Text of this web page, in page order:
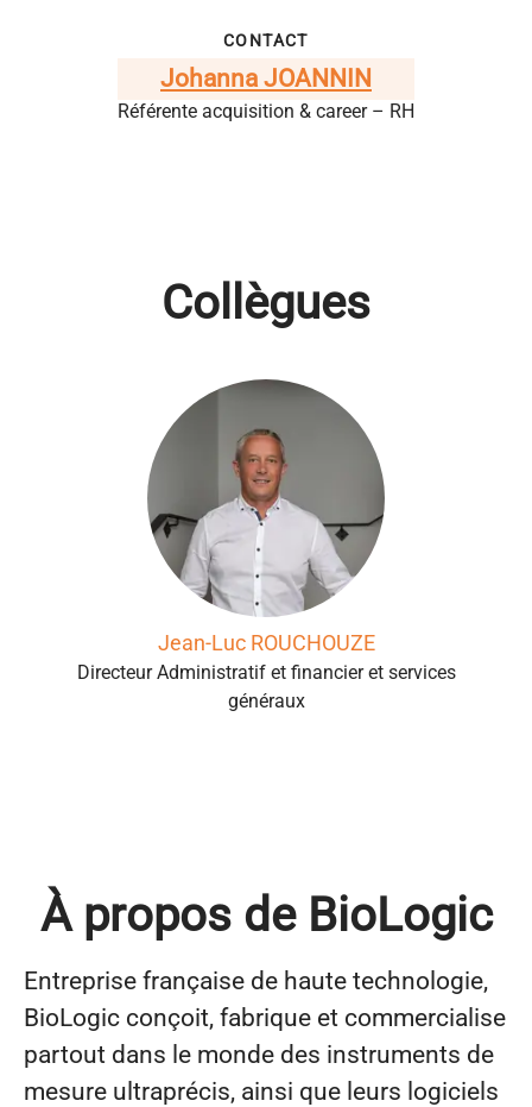
CONTACT
Johanna JOANNIN
Référente acquisition & career – RH
Collègues
Jean-Luc ROUCHOUZE
Directeur Administratif et financier et services
généraux
À propos de BioLogic
Entreprise française de haute technologie,
BioLogic conçoit, fabrique et commercialise
partout dans le monde des instruments de
mesure ultraprécis, ainsi que leurs logiciels